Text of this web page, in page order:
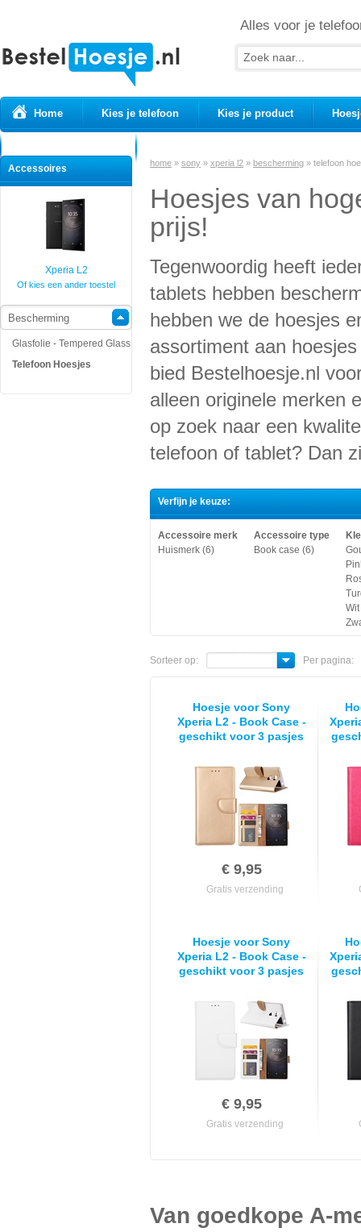
Alles voor je
Home Kies je telefoon Kies je product
Accessoires
Xperia L2
Of kies een ander toestel
Bescherming
Glasfolie - Tempered Glass
Telefoon Hoesjes
home » sony » xperia l2 » bescherming » telefoon
Hoesjes van
prijs!
Tegenwoordig heeft
tablets hebben
hebben we de hoesjes
assortiment aan
bied Bestelhoesje.nl
alleen originele merken
op zoek naar een
telefoon of tablet? Dan
Verfijn je keuze:
Accessoire merk
Huismerk (6)
Accessoire type
Book case (6)
Sorteer op: Per pagina:
Hoesje voor Sony
Xperia L2 - Book Case -
geschikt voor 3 pasjes
€ 9,95
Gratis verzending
Hoesje voor Sony
Xperia L2 - Book Case -
geschikt voor 3 pasjes
€ 9,95
Gratis verzending
Van goedkope A-